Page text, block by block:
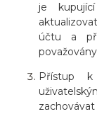
je
účtu a při
Přístup k